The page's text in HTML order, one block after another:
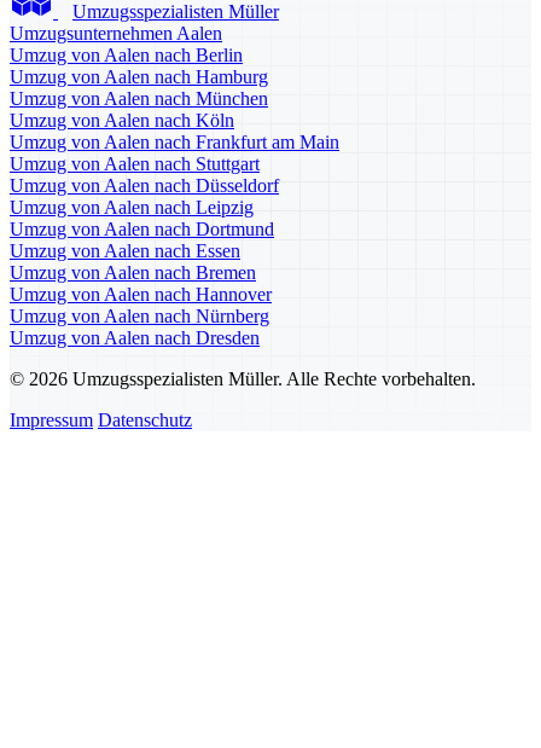
Umzugsspezialisten Müller
Umzugsunternehmen Aalen
Umzug von Aalen nach Berlin
Umzug von Aalen nach Hamburg
Umzug von Aalen nach München
Umzug von Aalen nach Köln
Umzug von Aalen nach Frankfurt am Main
Umzug von Aalen nach Stuttgart
Umzug von Aalen nach Düsseldorf
Umzug von Aalen nach Leipzig
Umzug von Aalen nach Dortmund
Umzug von Aalen nach Essen
Umzug von Aalen nach Bremen
Umzug von Aalen nach Hannover
Umzug von Aalen nach Nürnberg
Umzug von Aalen nach Dresden
© 2026 Umzugsspezialisten Müller. Alle Rechte vorbehalten.
Impressum Datenschutz